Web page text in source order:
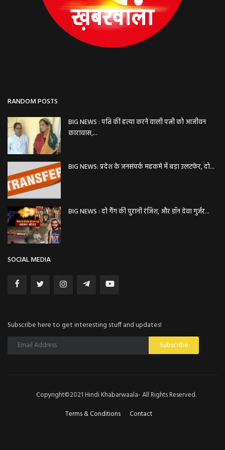
RANDOM POSTS
BIG NEWS : पति की हत्या करने वाली पत्नी को आजीवन
कारावास,...
BIG NEWS: प्रदेश के जनसंपर्क महकमे में बड़ा उलटफेर, दो...
BIG NEWS : दो गैंग की पुरानी रंजिश, और डॉन देवा गुर्जर...
SOCIAL MEDIA
Subscribe here to get interesting stuff and updates!
Subscribe
Copyright©2021 Hindi Khabarwaala- All Rights Reserved.
Terms & Conditions
Contact